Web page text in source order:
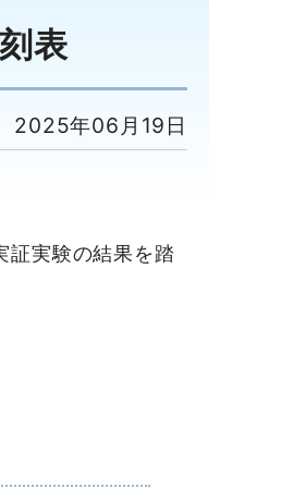
表
2025年06月19日
実験の結果を踏